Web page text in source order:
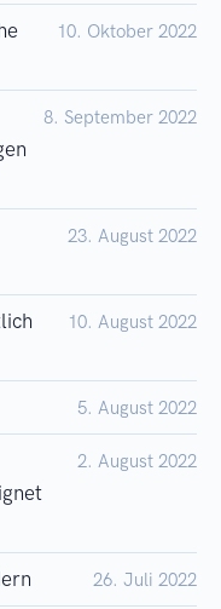
10. Oktober 2022
8. September 2022
23. August 2022
10. August 2022
5. August 2022
2. August 2022
26. Juli 2022